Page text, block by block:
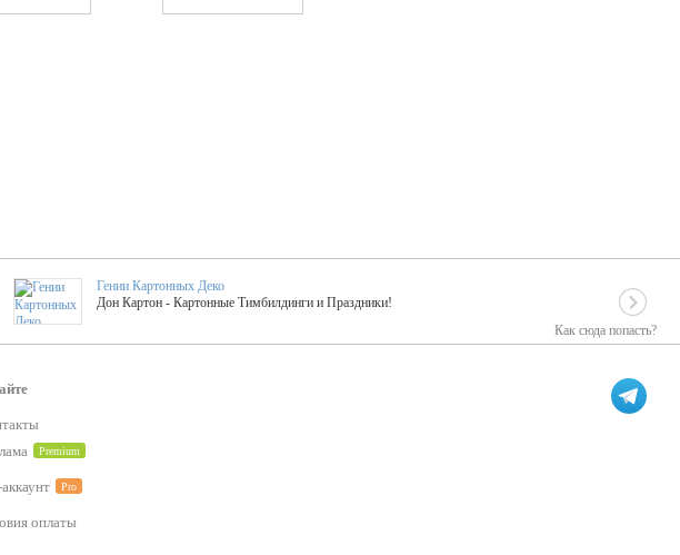
Как сюда попасть?
Гении Картонных Деко
Дон Картон - Картонные Тимбилдинги и Праздники!
Букинг компания №1
Premium
Pro
оплаты